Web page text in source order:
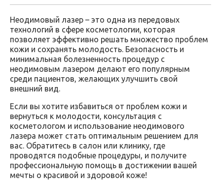
Неодимовый лазер – это одна из передовых
технологий в сфере косметологии, которая
позволяет эффективно решать множество проблем
кожи и сохранять молодость. Безопасность и
минимальная болезненность процедур с
неодимовым лазером делают его популярным
среди пациентов, желающих улучшить свой
внешний вид.
Если вы хотите избавиться от проблем кожи и
вернуться к молодости, консультация с
косметологом и использование неодимового
лазера может стать оптимальным решением для
вас. Обратитесь в салон или клинику, где
проводятся подобные процедуры, и получите
профессиональную помощь в достижении вашей
мечты о красивой и здоровой коже!